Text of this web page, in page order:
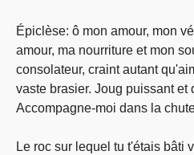
Épiclèse: ô mon amour, mon
amour, ma nourriture et mon
consolateur, craint autant
vaste brasier. Joug puissant et
Accompagne-moi dans la
Le roc sur lequel tu t'étais bâti